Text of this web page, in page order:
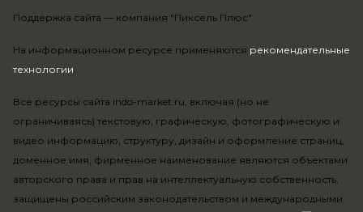
На информационном ресурсе применяются рекомендательные
технологии.
Все ресурсы сайта indo-market.ru, включая (но не
ограничиваясь) текстовую, графическую, фотографическую и
видео информацию, структуру, дизайн и оформление страниц,
доменное имя, фирменное наименование являются объектами
авторского права и прав на интеллектуальную собственность,
защищены российским законодательством и международными
Поддержка сайта — компания "Пиксель Плюс"